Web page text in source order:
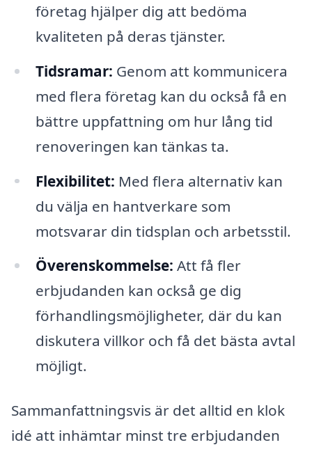
företag hjälper dig att bedöma
kvaliteten på deras tjänster.
Tidsramar: Genom att kommunicera
med flera företag kan du också få en
bättre uppfattning om hur lång tid
renoveringen kan tänkas ta.
Flexibilitet: Med flera alternativ kan
du välja en hantverkare som
motsvarar din tidsplan och arbetsstil.
Överenskommelse: Att få fler
erbjudanden kan också ge dig
förhandlingsmöjligheter, där du kan
diskutera villkor och få det bästa avtal
möjligt.
Sammanfattningsvis är det alltid en klok
idé att inhämtar minst tre erbjudanden